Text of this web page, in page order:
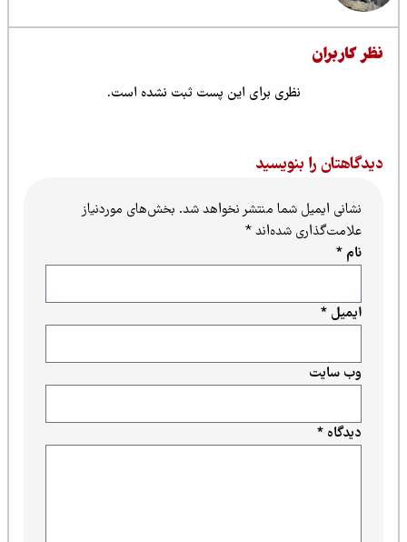
کاربران
نظری برای این پست ثبت نشده است.
را بنویسید
نشانی ایمیل شما منتشر نخواهد شد.بخش‌های موردنیاز
علامت‌گذاری شده‌اند*
دیدگاه*
ایمیل*
وب‌ سایت